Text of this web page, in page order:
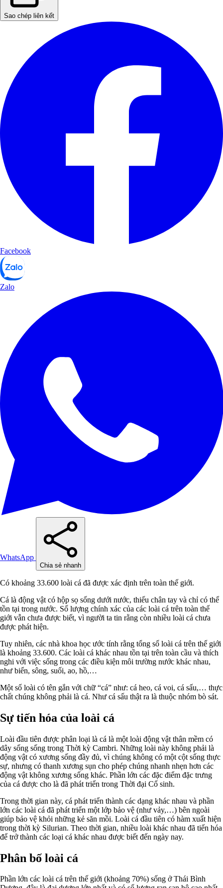
Sao chép liên kết
Facebook
Zalo
WhatsApp
Chia sẻ nhanh
Có khoảng 33.600 loài cá đã được xác định trên toàn thế giới.
Cá là động vật có hộp sọ sống dưới nước, thiếu chân tay và chỉ có thể
tồn tại trong nước. Số lượng chính xác của các loài cá trên toàn thế
giới vẫn chưa được biết, vì người ta tin rằng còn nhiều loài cá chưa
được phát hiện.
Tuy nhiên, các nhà khoa học ước tính rằng tổng số loài cá trên thế giới
là khoảng 33.600. Các loài cá khác nhau tồn tại trên toàn cầu và thích
nghi với việc sống trong các điều kiện môi trường nước khác nhau,
như biển, sông, suối, ao, hồ,…
Một số loài có tên gắn với chữ “cá” như: cá heo, cá voi, cá sấu,… thực
chất chúng không phải là cá. Như cá sấu thật ra là thuộc nhóm bò sát.
Sự tiến hóa của loài cá
Loài đầu tiên được phân loại là cá là một loài động vật thân mềm có
dây sống sống trong Thời kỳ Cambri. Những loài này không phải là
động vật có xương sống đầy đủ, vì chúng không có một cột sống thực
sự, nhưng có thanh xương sụn cho phép chúng nhanh nhẹn hơn các
động vật không xương sống khác. Phần lớn các đặc điểm đặc trưng
của cá được cho là đã phát triển trong Thời đại Cổ sinh.
Trong thời gian này, cá phát triển thành các dạng khác nhau và phần
lớn các loài cá đã phát triển một lớp bảo vệ (như vảy,…) bên ngoài
giúp bảo vệ khỏi những kẻ săn mồi. Loài cá đầu tiên có hàm xuất hiện
trong thời kỳ Silurian. Theo thời gian, nhiều loài khác nhau đã tiến hóa
để trở thành các loại cá khác nhau được biết đến ngày nay.
Phân bố loài cá
Phần lớn các loài cá trên thế giới (khoảng 70%) sống ở Thái Bình